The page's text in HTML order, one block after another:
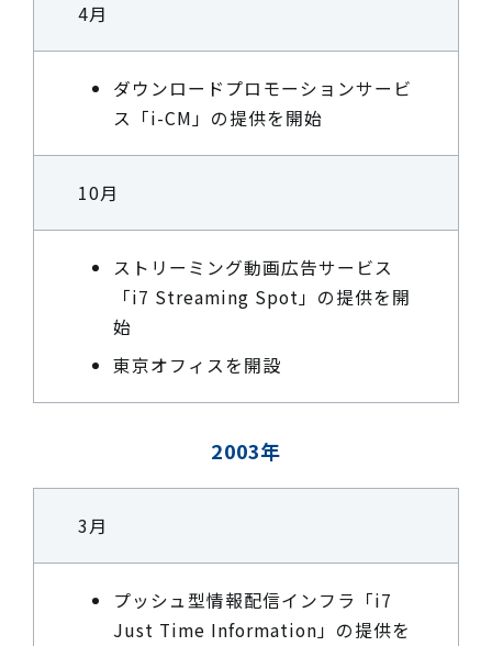
4月
ダウンロードプロモーションサービ
ス「i-CM」の提供を開始
10月
ストリーミング動画広告サービス
「i7 Streaming Spot」の提供を開
始
東京オフィスを開設
2003年
3月
プッシュ型情報配信インフラ「i7
Just Time Information」の提供を